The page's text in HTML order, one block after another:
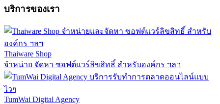
บริการของเรา
Thaiware Shop
จำหน่าย จัดหา ซอฟต์แวร์ลิขสิทธิ์ สำหรับองค์กร ฯลฯ
TumWai Digital Agency